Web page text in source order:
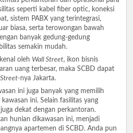
seperti kabel fiber optic, koneksi
sistem PABX yang terintegrasi,
biasa, serta terowongan bawah
banyak gedung-gedung
semakin mudah.
oleh Wall Street, ikon bisnis
uang terbesar, maka SCBD dapat
nya Jakarta.
ini juga banyak yang memilih
ini. Selain fasilitas yang
dekat dengan perkantoran.
hunian dikawasan ini, menjadi
apartemen di SCBD. Anda pun